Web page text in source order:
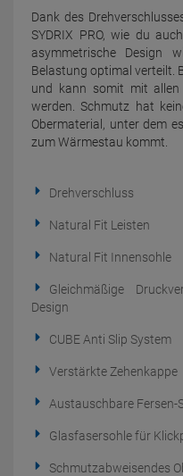
Dank des
SYDRIX PRO, wie du
asymmetrische Design
Belastung optimal verteilt.
und kann somit mit allen
werden. Schmutz hat
Obermaterial, unter dem
zum Wärmestau kommt.
Drehverschluss
Natural Fit Leisten
Natural Fit Innensohle
Gleichmäßige
Design
CUBE Anti Slip System
Verstärkte Zehenkappe
Austauschbare Fersen-
Glasfasersohle für
Schmutzabweisendes